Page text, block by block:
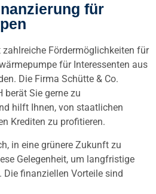
für
zahlreiche Fördermöglichkeiten für
für Interessenten aus
Die Firma Schütte & Co.
berät Sie gerne zu
hilft Ihnen, von staatlichen
Krediten zu profitieren.
in eine grünere Zukunft zu
Gelegenheit, um langfristige
Die finanziellen Vorteile sind